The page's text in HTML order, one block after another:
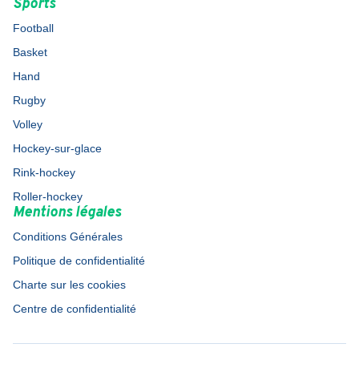
Sports
Football
Basket
Hand
Rugby
Volley
Hockey-sur-glace
Rink-hockey
Roller-hockey
Mentions légales
Conditions Générales
Politique de confidentialité
Charte sur les cookies
Centre de confidentialité